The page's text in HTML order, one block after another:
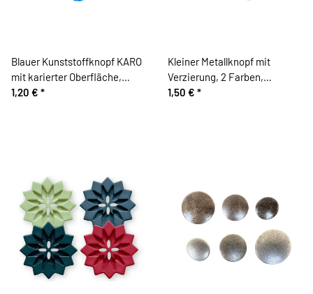
Blauer Kunststoffknopf KARO
mit karierter Oberfläche,
Hislabor
1,20 € *
Kleiner Metallknopf mit
Verzierung, 2 Farben,
Hislabor
1,50 € *